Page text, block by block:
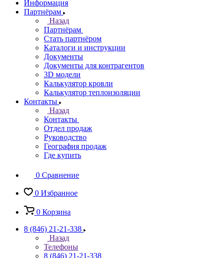
Информация
Партнёрам
Назад
Партнёрам
Стать партнёром
Каталоги и инструкции
Документы
Документы для контрагентов
3D модели
Калькулятор кровли
Калькулятор теплоизоляции
Контакты
Назад
Контакты
Отдел продаж
Руководство
География продаж
Где купить
0 Сравнение
0 Избранное
0 Корзина
8 (846) 21-21-338
Назад
Телефоны
8 (846) 21-21-338